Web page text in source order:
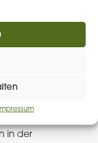
Gesetz.
für KI-
in der